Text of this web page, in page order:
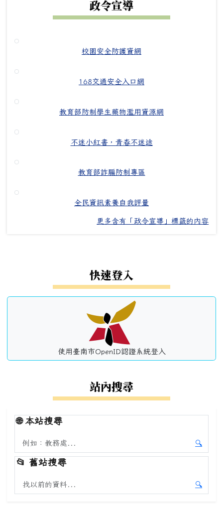
政令宣導
校園安全防護資網
168交通安全入口網
教育部防制學生藥物濫用資源網
不迷小紅書，青春不迷途
教育部詐騙防制專區
全民資訊素養自我評量
更多含有「政令宣導」標籤的內容
快速登入
使用臺南市OpenID認證系統登入
站內搜尋
🌐本站搜尋
搜尋本站內容
🔍
開始本
📂 舊站搜尋
搜尋舊站內容
🔍
開始舊